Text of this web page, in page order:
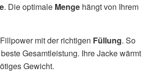
. Die optimale Menge hängt von Ihrem
mit der richtigen Füllung. So
Gesamtleistung. Ihre Jacke wärmt
Gewicht.